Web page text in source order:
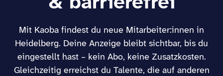
Mit Kaoba findest du neue Mitarbeiter:innen in
Heidelberg. Deine Anzeige bleibt sichtbar, bis du
eingestellt hast – kein Abo, keine Zusatzkosten.
Gleichzeitig erreichst du Talente, die auf anderen